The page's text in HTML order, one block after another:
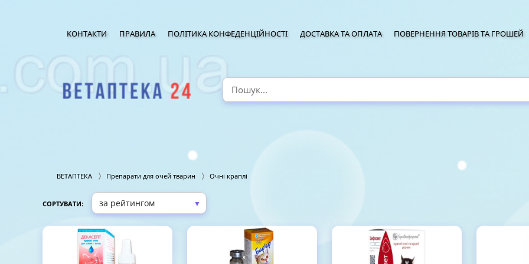
КОНТАКТИ ПРАВИЛА ПОЛІТИКА КОНФЕДЕНЦІЙНОСТІ ДОСТАВКА ТА ОПЛАТА ПОВЕРНЕННЯ ТОВАРІВ ТА ГРОШЕЙ
ВЕТАПТЕКА Препарати для очей тварин Очні краплі
СОРТУВАТИ: ▼